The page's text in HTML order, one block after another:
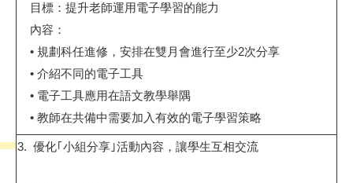
目標：提升老師運用電子學習的能力
內容：
• 規劃科任進修，安排在雙月會進行至少2次分享
• 介紹不同的電子工具
• 電子工具應用在語文教學舉隅
• 教師在共備中需要加入有效的電子學習策略
3. 優化｢小組分享｣活動內容，讓學生互相交流